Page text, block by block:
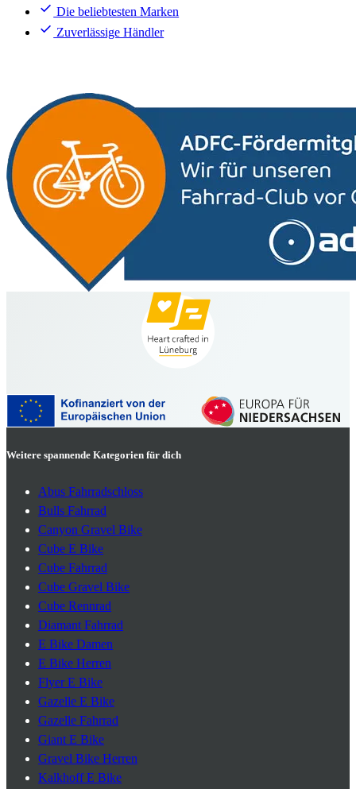
Die beliebtesten Marken
Zuverlässige Händler
Weitere spannende Kategorien für dich
Abus Fahrradschloss
Bulls Fahrrad
Canyon Gravel Bike
Cube E Bike
Cube Fahrrad
Cube Gravel Bike
Cube Rennrad
Diamant Fahrrad
E Bike Damen
E Bike Herren
Flyer E Bike
Gazelle E Bike
Gazelle Fahrrad
Giant E Bike
Gravel Bike Herren
Kalkhoff E Bike